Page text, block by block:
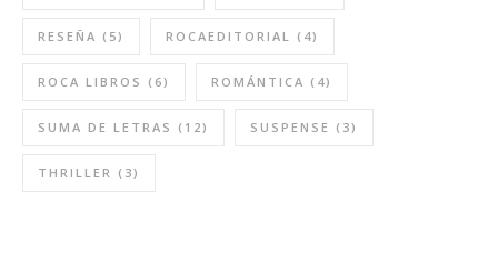
RESEÑA (5) ROCAEDITORIAL (4)
ROCA LIBROS (6) ROMÁNTICA (4)
SUMA DE LETRAS (12) SUSPENSE (3)
THRILLER (3)